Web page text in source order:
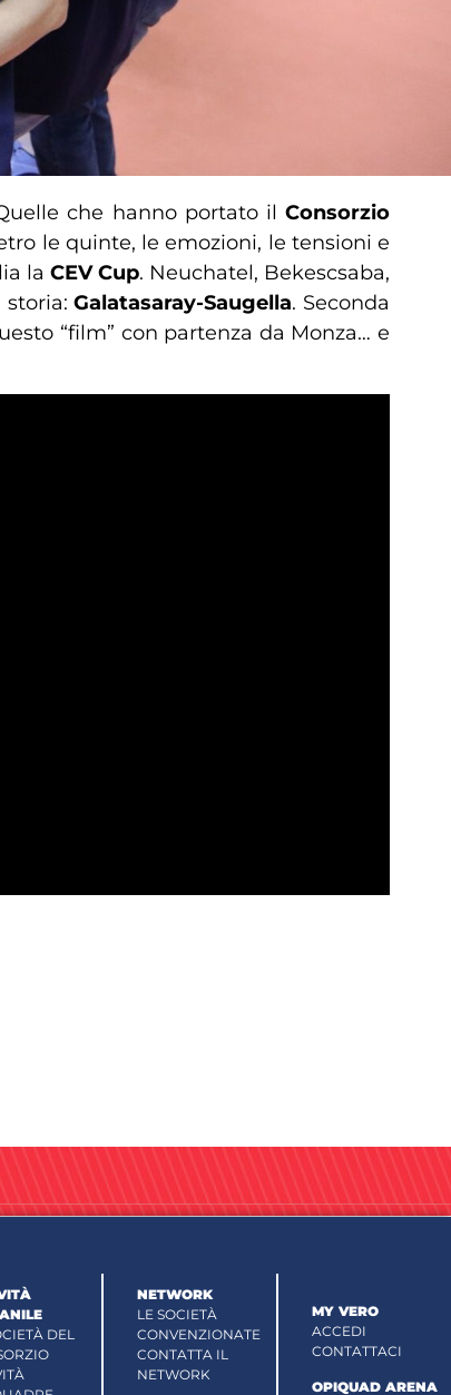
che hanno portato il Consorzio
le quinte, le emozioni, le tensioni e
la CEV Cup. Neuchatel, Bekescsaba,
storia:Galatasaray-Saugella. Seconda
“film” con partenza da Monza… e
DEL
NETWORK
LE SOCIETÀ
CONVENZIONATE
CONTATTA IL
NETWORK
MY VERO
ACCEDI
CONTATTACI
OPIQUAD ARENA